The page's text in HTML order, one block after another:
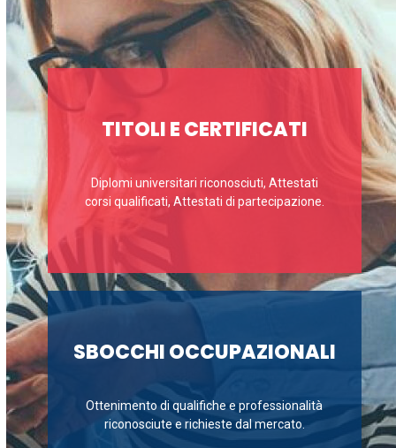
TITOLI E CERTIFICATI
Diplomi universitari riconosciuti, Attestati
corsi qualificati, Attestati di partecipazione.
SBOCCHI OCCUPAZIONALI
Ottenimento di qualifiche e professionalità
riconosciute e richieste dal mercato.